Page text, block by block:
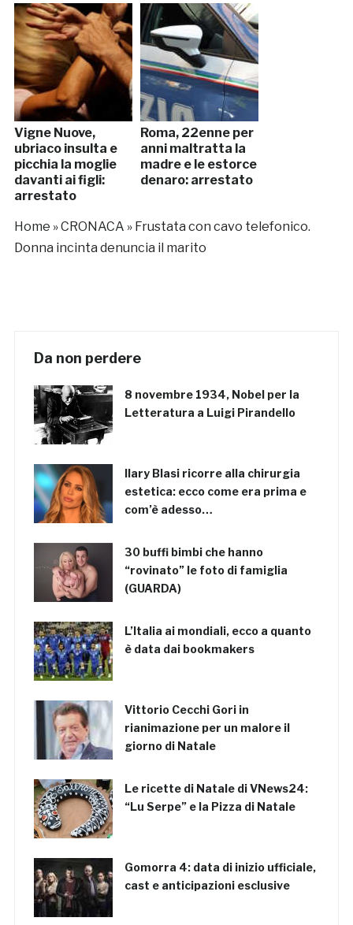
Vigne Nuove,
ubriaco insulta e
picchia la moglie
davanti ai figli:
arrestato
Roma, 22enne per
anni maltratta la
madre e le estorce
denaro: arrestato
Home »CRONACA » Frustata con cavo telefonico.
Donna incinta denuncia il marito
Da non perdere
8 novembre 1934, Nobel per la
Letteratura a Luigi Pirandello
Ilary Blasi ricorre alla chirurgia
estetica: ecco come era prima e
com’è adesso…
30 buffi bimbi che hanno
“rovinato” le foto di famiglia
(GUARDA)
L’Italia ai mondiali, ecco a quanto
è data dai bookmakers
Vittorio Cecchi Gori in
rianimazione per un malore il
giorno di Natale
Le ricette di Natale di VNews24:
“Lu Serpe” e la Pizza di Natale
Gomorra 4: data di inizio ufficiale,
cast e anticipazioni esclusive